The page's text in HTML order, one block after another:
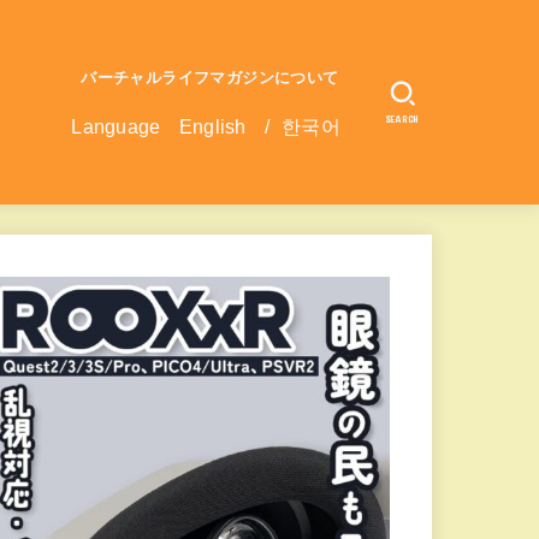
バーチャルライフマガジンについて
Language English / 한국어 SEARCH